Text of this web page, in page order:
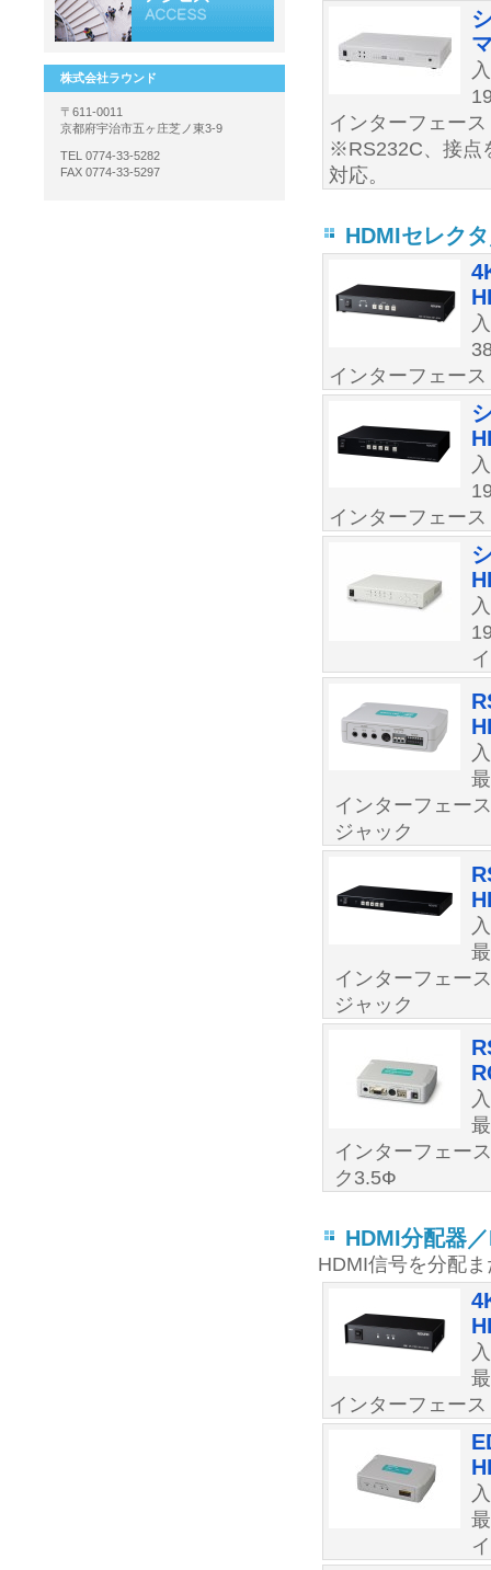
インターフェー
※RS232C、接点
対応。
HDMIセレク
インターフェー
インターフェー
インターフェー
ジャック
インターフェー
ジャック
インターフェー
ク3.5Ф
HDMI分配器
HDMI信号を分配
インターフェー
株式会社ラウンド
〒611-0011
京都府宇治市五ヶ庄芝ノ東3-9
TEL 0774-33-5282
FAX 0774-33-5297